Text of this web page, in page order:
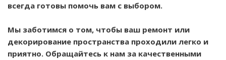
всегда готовы помочь вам с выбором.
Мы заботимся о том, чтобы ваш ремонт или
декорирование пространства проходили легко и
приятно. Обращайтесь к нам за качественными